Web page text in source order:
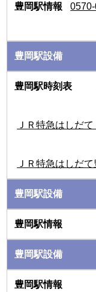
ＪＲ特急はしだ
ＪＲ特急はしだ